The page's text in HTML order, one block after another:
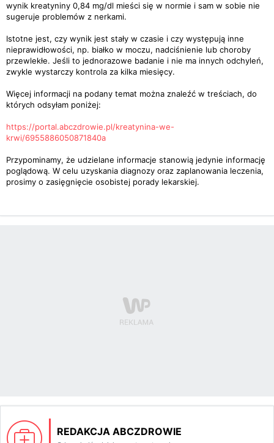
wynik kreatyniny 0,84 mg/dl mieści się w normie i sam w sobie nie
sugeruje problemów z nerkami.
Istotne jest, czy wynik jest stały w czasie i czy występują inne
nieprawidłowości, np. białko w moczu, nadciśnienie lub choroby
przewlekłe. Jeśli to jednorazowe badanie i nie ma innych odchyleń,
zwykle wystarczy kontrola za kilka miesięcy.
Więcej informacji na podany temat można znaleźć w treściach, do
których odsyłam poniżej:
https://portal.abczdrowie.pl/kreatynina-we-
krwi/6955886050871840a
Przypominamy, że udzielane informacje stanowią jedynie informację
poglądową. W celu uzyskania diagnozy oraz zaplanowania leczenia,
prosimy o zasięgnięcie osobistej porady lekarskiej.
REDAKCJA ABCZDROWIE